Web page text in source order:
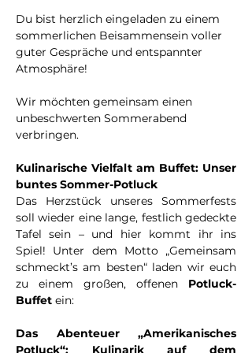
Du bist herzlich eingeladen zu einem
sommerlichen Beisammensein voller
guter Gespräche und entspannter
Atmosphäre!
Wir möchten gemeinsam einen
unbeschwerten Sommerabend
verbringen.
Kulinarische Vielfalt am Buffet: Unser
buntes Sommer-Potluck
Das Herzstück unseres Sommerfests
soll wieder eine lange, festlich gedeckte
Tafel sein – und hier kommt ihr ins
Spiel! Unter dem Motto „Gemeinsam
schmeckt’s am besten“ laden wir euch
zu einem großen, offenen Potluck-
Buffet ein:
Das Abenteuer „Amerikanisches
Potluck“: Kulinarik auf dem